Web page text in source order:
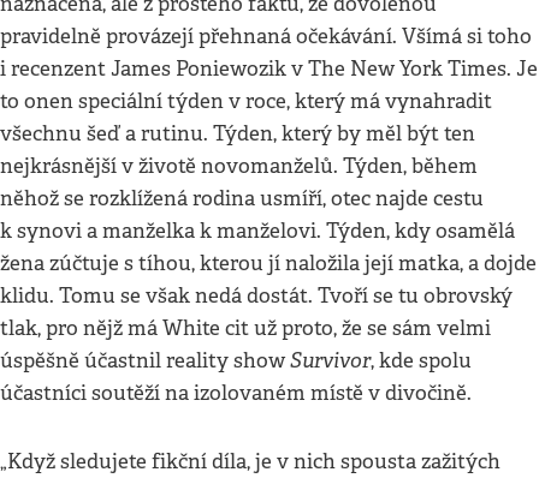
pravidelně provázejí přehnaná očekávání. Všímá si toho
i recenzent James Poniewozik v The New York Times. Je
to onen speciální týden v roce, který má vynahradit
všechnu šeď a rutinu. Týden, který by měl být ten
nejkrásnější v životě novomanželů. Týden, během
něhož se rozklížená rodina usmíří, otec najde cestu
k synovi a manželka k manželovi. Týden, kdy osamělá
žena zúčtuje s tíhou, kterou jí naložila její matka, a dojde
klidu. Tomu se však nedá dostát. Tvoří se tu obrovský
tlak, pro nějž má White cit už proto, že se sám velmi
úspěšně účastnil reality showSurvivor, kde spolu
účastníci soutěží na izolovaném místě v divočině.
„Když sledujete fikční díla, je v nich spousta zažitých